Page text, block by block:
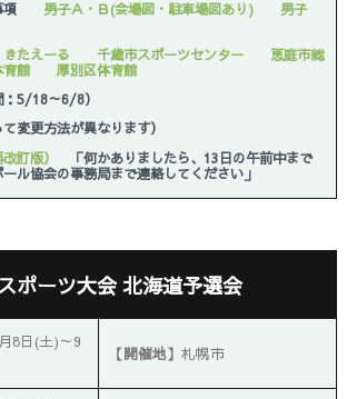
項 男子Ａ・Ｂ(会場図・駐車場図あり)
男子
きたえーる 千歳市スポーツセンター
恵庭市総
育館
厚別区体育館
：5/18～6/8）
て変更方法が異なります）
訂版） 「何かありましたら、 13日の午前中まで
ル協会の事務局まで連絡してください」
ポーツ大会 北海道予選会
8日(土)～9
【開催地】札幌市